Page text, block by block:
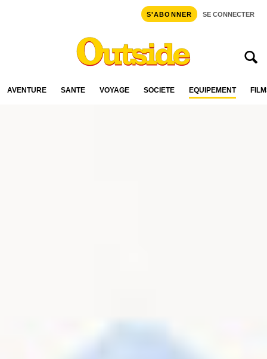
S'ABONNER SE CONNECTER
AVENTURE SANTÉ VOYAGE SOCIÉTÉ ÉQUIPEMENT